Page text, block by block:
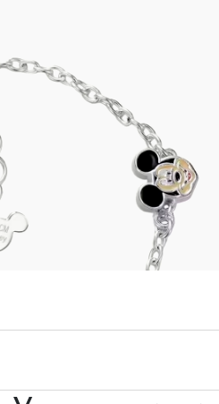
к деталям